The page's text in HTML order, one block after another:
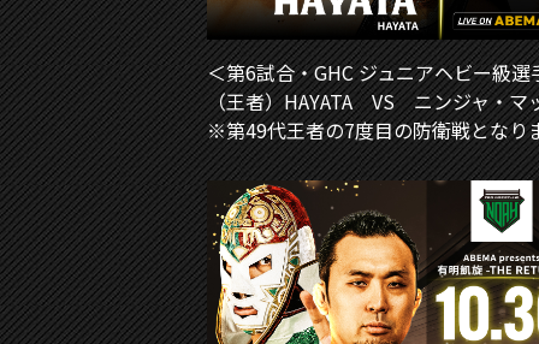
＜第6試合・GHC ジュニアヘビー級選
（王者）HAYATA VS ニンジャ・マ
※第49代王者の7度目の防衛戦となり